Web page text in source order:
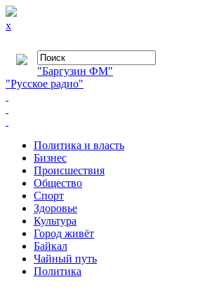
x
"Баргузин ФМ"
"Русское радио"
Политика и власть
Бизнес
Происшествия
Общество
Cпорт
Здоровье
Культура
Город живёт
Байкал
Чайный путь
Политика